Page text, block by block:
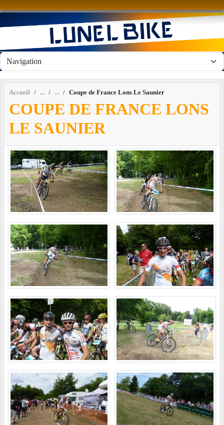
Accueil Coupe de France Lons Le Saunier
COUPE DE FRANCE LONS
LE SAUNIER